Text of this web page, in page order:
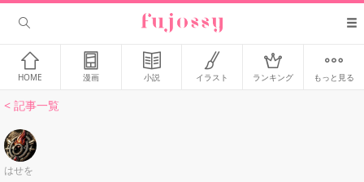
HOME 漫画 小説 イラスト ランキング もっと見る
< 記事一覧
はせを